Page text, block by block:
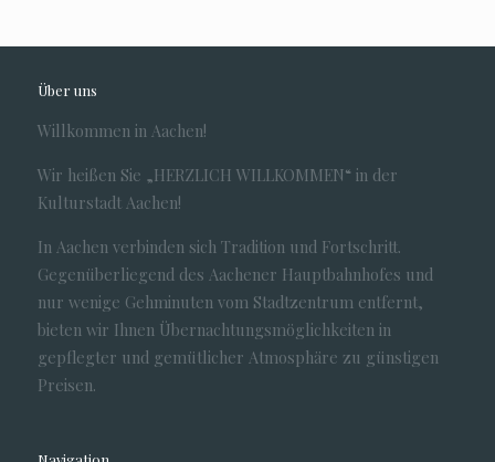
Über uns
Willkommen in Aachen!
Wir heißen Sie „HERZLICH WILLKOMMEN“ in der
Kulturstadt Aachen!
In Aachen verbinden sich Tradition und Fortschritt.
Gegenüberliegend des Aachener Hauptbahnhofes und
nur wenige Gehminuten vom Stadtzentrum entfernt,
bieten wir Ihnen Übernachtungsmöglichkeiten in
gepflegter und gemütlicher Atmosphäre zu günstigen
Preisen.